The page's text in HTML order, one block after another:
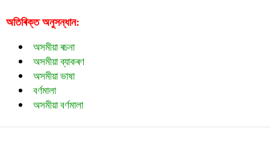
অতিৰিক্ত অনুসন্ধান:
অসমীয়া ৰচনা
অসমীয়া ব্যাকৰণ
অসমীয়া ভাষা
বৰ্ণমালা
অসমীয়া বর্ণমালা